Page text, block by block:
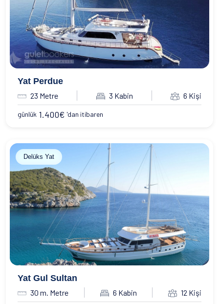
Yeme & İçme
Nasıl Rezervasyon Yapılır?
Şartlar & Koşullar
İletişim
Yat Perdue
23 Metre 3 Kabin 6 Kişi
günlük 1.400€ 'dan itibaren
Delüks Yat
Yat Gul Sultan
30 m. Metre 6 Kabin 12 Kişi